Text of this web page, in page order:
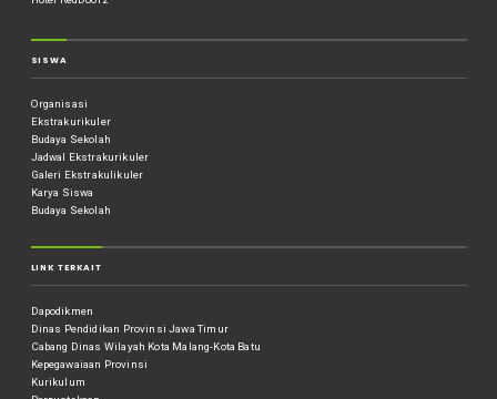
SISWA
Organisasi
Ekstrakurikuler
Budaya Sekolah
Jadwal Ekstrakurikuler
Galeri Ekstrakulikuler
Karya Siswa
Budaya Sekolah
LINK TERKAIT
Dapodikmen
Dinas Pendidikan Provinsi Jawa Timur
Cabang Dinas Wilayah Kota Malang-Kota Batu
Kepegawaiaan Provinsi
Kurikulum